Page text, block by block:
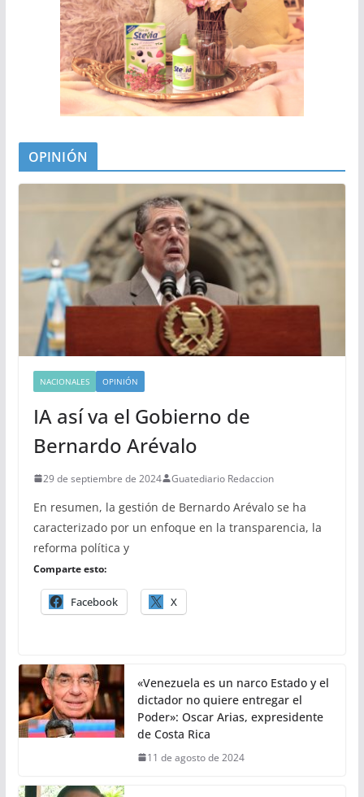
OPINIÓN
NACIONALES OPINIÓN
IA así va el Gobierno de
Bernardo Arévalo
29 de septiembre de 2024 Guatediario Redaccion
En resumen, la gestión de Bernardo Arévalo se ha
caracterizado por un enfoque en la transparencia, la
reforma política y
Comparte esto:
Facebook X
«Venezuela es un narco Estado y el
dictador no quiere entregar el
Poder»: Oscar Arias, expresidente
de Costa Rica
11 de agosto de 2024